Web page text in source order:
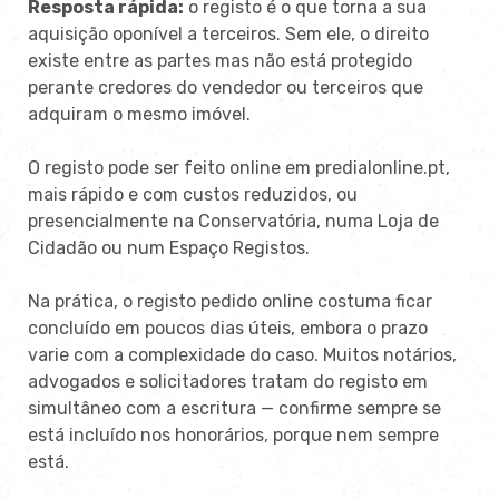
Resposta rápida: o registo é o que torna a sua
aquisição oponível a terceiros. Sem ele, o direito
existe entre as partes mas não está protegido
perante credores do vendedor ou terceiros que
adquiram o mesmo imóvel.
O registo pode ser feito online em predialonline.pt,
mais rápido e com custos reduzidos, ou
presencialmente na Conservatória, numa Loja de
Cidadão ou num Espaço Registos.
Na prática, o registo pedido online costuma ficar
concluído em poucos dias úteis, embora o prazo
varie com a complexidade do caso. Muitos notários,
advogados e solicitadores tratam do registo em
simultâneo com a escritura — confirme sempre se
está incluído nos honorários, porque nem sempre
está.